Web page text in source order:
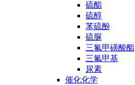
硫酯
硫醇
苯硫酚
硫脲
三氟甲磺酸酯
三氟甲基
尿素
催化化学